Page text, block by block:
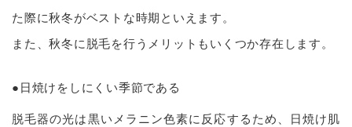
た際に秋冬がベストな時期といえます。
また、秋冬に脱毛を行うメリットもいくつか存在します。
●日焼けをしにくい季節である
脱毛器の光は黒いメラニン色素に反応するため、日焼け肌